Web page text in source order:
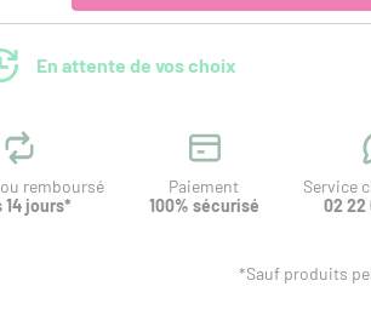
En attente de vos choix
remboursé
14 jours*
Paiement
100% sécurisé
Service
02 22
*Sauf produits